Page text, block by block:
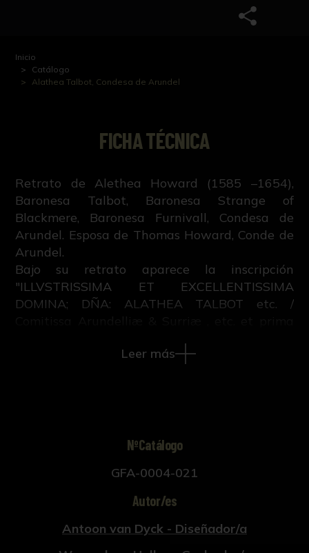
Inicio
Catálogo
Alathea Talbot, Condesa de Arundel
FICHA TÉCNICA
Retrato de Alethea Howard (1585 –1654),
Baronesa Talbot, Baronesa Strange of
Blackmere, Baronesa Furnivall, Condesa de
Arundel. Esposa de Thomas Howard, Conde de
Arundel.
Bajo su retrato aparece la inscripción
"ILLVSTRISSIMA ET EXCELLENTISSIMA
DOMINA; DÑA: ALATHEA TALBOT etc. /
Este grabado pertenece al libro "Iconographie
Leer más
NºCatálogo
GFA-0004-021
Autor/es
Antoon van Dyck - Diseñador/a